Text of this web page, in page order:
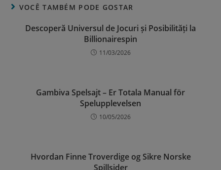
VOCÊ TAMBÉM PODE GOSTAR
Descoperă Universul de Jocuri și Posibilități la
Billionairespin
11/03/2026
Gambiva Spelsajt – Er Totala Manual för
Spelupplevelsen
10/05/2026
Hvordan Finne Troverdige og Sikre Norske
Spillsider